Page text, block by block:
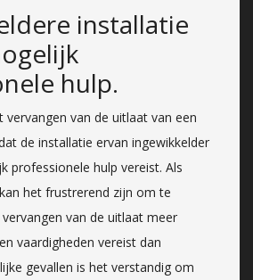
installatie
hulp.
vervangen van de uitlaat van een
de installatie ervan ingewikkelder
professionele hulp vereist. Als
het frustrerend zijn om te
van de uitlaat meer
vaardigheden vereist dan
gevallen is het verstandig om